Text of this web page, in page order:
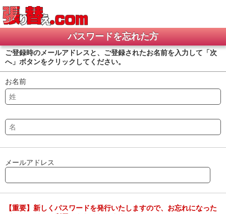
パスワードを忘れた方
ご登録時のメールアドレスと、ご登録されたお名前を入力して「次
へ」ボタンをクリックしてください。
お名前
メールアドレス
【重要】新しくパスワードを発行いたしますので、お忘れになった